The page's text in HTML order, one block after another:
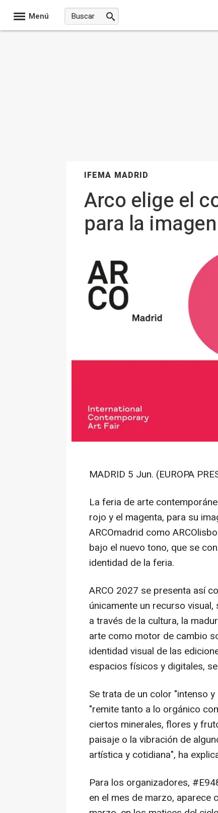
Menú
IFEMA MADRID
Arco elige el
para la
MADRID 5 Jun. (EUROPA
La feria de arte
rojo y el magenta, para su
ARCOmadrid como
bajo el nuevo tono, que se
identidad de la feria.
ARCO 2027 se presenta así
únicamente un recurso
a través de la cultura, la
arte como motor de cambio
identidad visual de las
espacios físicos y digitales,
Se trata de un color "intenso
"remite tanto a lo orgánico
ciertos minerales, flores y
paisaje o la vibración de
artística y cotidiana", ha
Para los organizadores,
en el mes de marzo, aparece